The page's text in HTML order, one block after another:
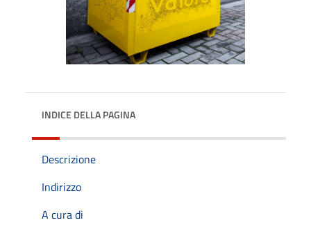
INDICE DELLA PAGINA
Descrizione
Indirizzo
A cura di